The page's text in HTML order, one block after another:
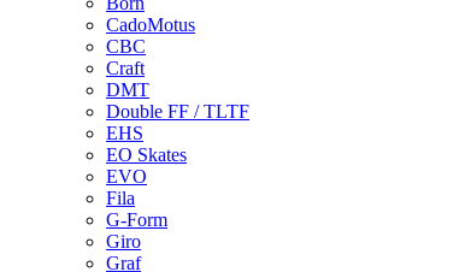
CadoMotus
CBC
Craft
DMT
Double FF / TLTF
EHS
EO Skates
EVO
Fila
G-Form
Giro
Graf